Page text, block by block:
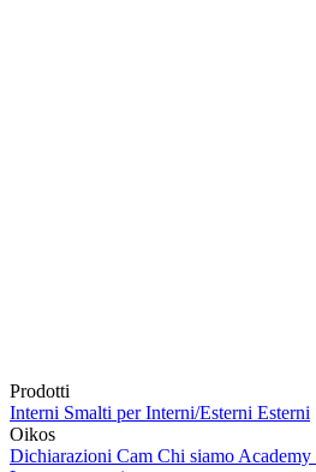
Prodotti
Interni Smalti per Interni/Esterni Esterni
Oikos
Dichiarazioni Cam Chi siamo Academy